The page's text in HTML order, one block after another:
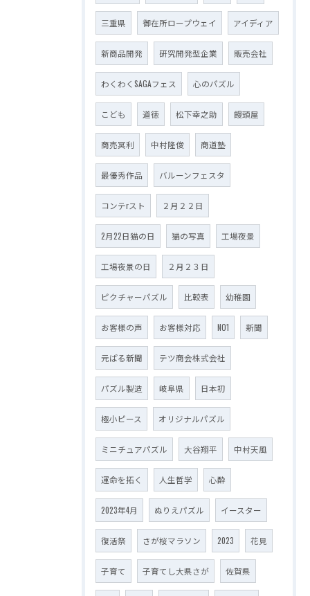
三重県 御在所ロープウェイ アイディア
新商品開発 研究開発型企業 販売会社
わくわくSAGAフェス 心のパズル
こども 道徳 松下幸之助 饅頭屋
商売冥利 中村隆俊 商道塾
最優秀作品 バルーンフェスタ
コンテrスト ２月２２日
2月22日猫の日 猫の写真 工場夜景
工場夜景の日 ２月２３日
ピクチャーパズル 比較表 幼稚園
お客様の声 お客様対応 NO1 新聞
元ぱる新聞 テツ商会株式会社
パズル製造 岐阜県 日本初
極小ピース オリジナルパズル
ミニチュアパズル 大谷翔平 中村天風
運命を拓く 人生哲学 心酔
2023年4月 ぬりえパズル イースター
復活祭 さが桜マラソン 2023 花見
子育て 子育てし大県さが 佐賀県